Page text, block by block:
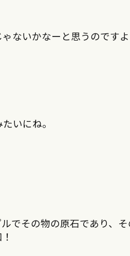
ないかなーと思うのですよ
いにね。
でその物の原石であり、